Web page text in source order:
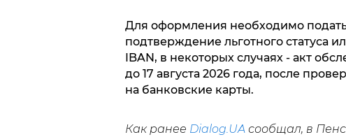
Для оформления необходимо
подтверждение льготного статуса
IBAN, в некоторых случаях - акт
до 17 августа 2026 года, после
на банковские карты.
Как ранее Dialog.UA сообщал, в